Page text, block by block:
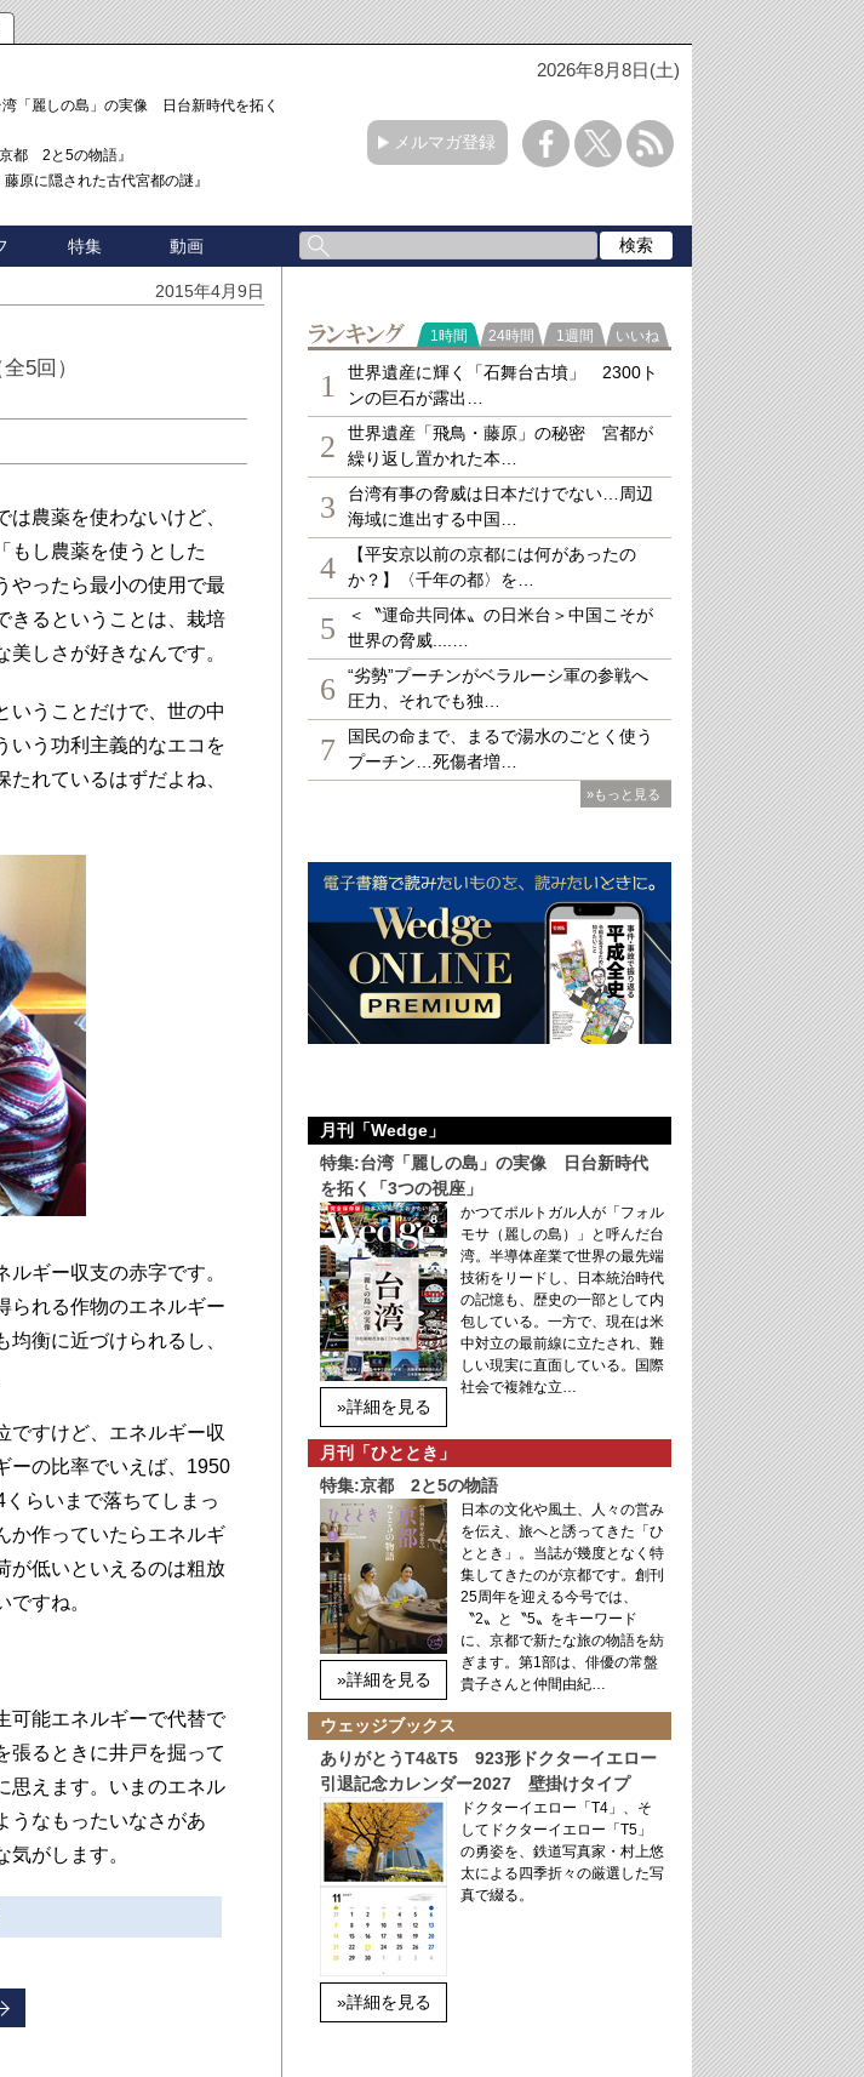
2026年8月8日(土)
「麗しの島」の実像 日台新時代を拓く「3
都 2と5の物語』
原に隠された古代宮都の謎』
メルマガ登録
特集 動画
2015年4月9日
5回）
農薬を使わないけど、
もし農薬を使うとした
やったら最小の使用で最
きるということは、栽培
しさが好きなんです。
うことだけで、世の中
いう功利主義的なエコを
れているはずだよね、
ギー収支の赤字です。
られる作物のエネルギー
衡に近づけられるし、
すけど、エネルギー収
ーの比率でいえば、1950
らいまで落ちてしまっ
か作っていたらエネルギ
が低いといえるのは粗放
すね。
可能エネルギーで代替で
張るときに井戸を掘って
思えます。いまのエネル
うなもったいなさがあ
がします。
ランキング
1時間 24時間 1週間 いいね
1
世界遺産に輝く「石舞台古墳」 2300ト
ンの巨石が露出…
2
世界遺産「飛鳥・藤原」の秘密 宮都が
繰り返し置かれた本…
3
台湾有事の脅威は日本だけでない…周辺
海域に進出する中国…
4
【平安京以前の京都には何があったの
か？】〈千年の都〉を…
5
＜〝運命共同体〟の日米台＞中国こそが
世界の脅威....…
6
“劣勢”プーチンがベラルーシ軍の参戦へ
圧力、それでも独…
7
国民の命まで、まるで湯水のごとく使う
プーチン…死傷者増…
»もっと見る
月刊「Wedge」
特集:台湾「麗しの島」の実像 日台新時代
を拓く「3つの視座」
»詳細を見る
かつてポルトガル人が「フォル
モサ（麗しの島）」と呼んだ台
湾。半導体産業で世界の最先端
技術をリードし、日本統治時代
の記憶も、歴史の一部として内
包している。一方で、現在は米
中対立の最前線に立たされ、難
しい現実に直面している。国際
社会で複雑な立…
月刊「ひととき」
特集:京都 2と5の物語
»詳細を見る
日本の文化や風土、人々の営み
を伝え、旅へと誘ってきた「ひ
ととき」。当誌が幾度となく特
集してきたのが京都です。創刊
25周年を迎える今号では、
〝2〟と〝5〟をキーワード
に、京都で新たな旅の物語を紡
ぎます。第1部は、俳優の常盤
貴子さんと仲間由紀…
ウェッジブックス
ありがとうT4&T5 923形ドクターイエロー
引退記念カレンダー2027 壁掛けタイプ
»詳細を見る
ドクターイエロー「T4」、そ
してドクターイエロー「T5」
の勇姿を、鉄道写真家・村上悠
太による四季折々の厳選した写
真で綴る。